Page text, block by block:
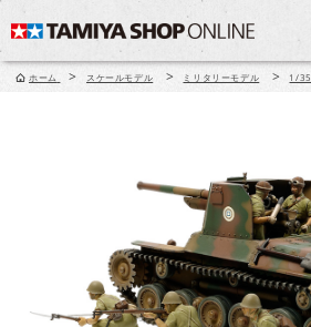
ホーム > スケールモデル > ミリタリーモデル > 1/35